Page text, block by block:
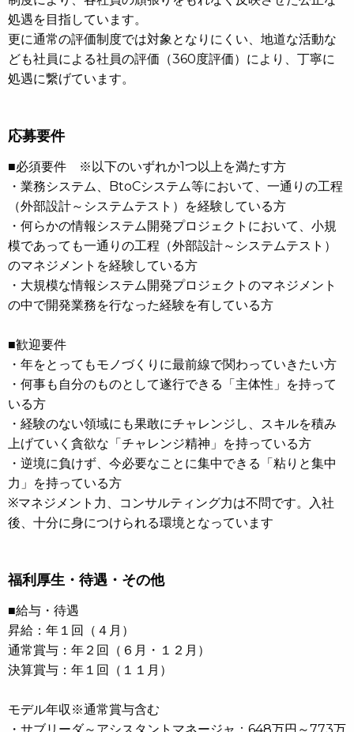
処遇を目指しています。
更に通常の評価制度では対象となりにくい、地道な活動な
ども社員による社員の評価（360度評価）により、丁寧に
処遇に繋げています。
応募要件
■必須要件 ※以下のいずれか1つ以上を満たす方
・業務システム、BtoCシステム等において、一通りの工程
（外部設計～システムテスト）を経験している方
・何らかの情報システム開発プロジェクトにおいて、小規
模であっても一通りの工程（外部設計～システムテスト）
のマネジメントを経験している方
・大規模な情報システム開発プロジェクトのマネジメント
の中で開発業務を行なった経験を有している方
■歓迎要件
・年をとってもモノづくりに最前線で関わっていきたい方
・何事も自分のものとして遂行できる「主体性」を持って
いる方
・経験のない領域にも果敢にチャレンジし、スキルを積み
上げていく貪欲な「チャレンジ精神」を持っている方
・逆境に負けず、今必要なことに集中できる「粘りと集中
力」を持っている方
※マネジメント力、コンサルティング力は不問です。入社
後、十分に身につけられる環境となっています
福利厚生・待遇・その他
■給与・待遇
昇給：年１回（４月）
通常賞与：年２回（６月・１２月）
決算賞与：年１回（１１月）
モデル年収※通常賞与含む